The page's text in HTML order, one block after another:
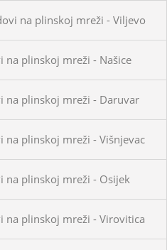
na plinskoj mreži - Viljevo
plinskoj mreži - Našice
na plinskoj mreži - Daruvar
plinskoj mreži - Višnjevac
na plinskoj mreži - Osijek
na plinskoj mreži - Virovitica